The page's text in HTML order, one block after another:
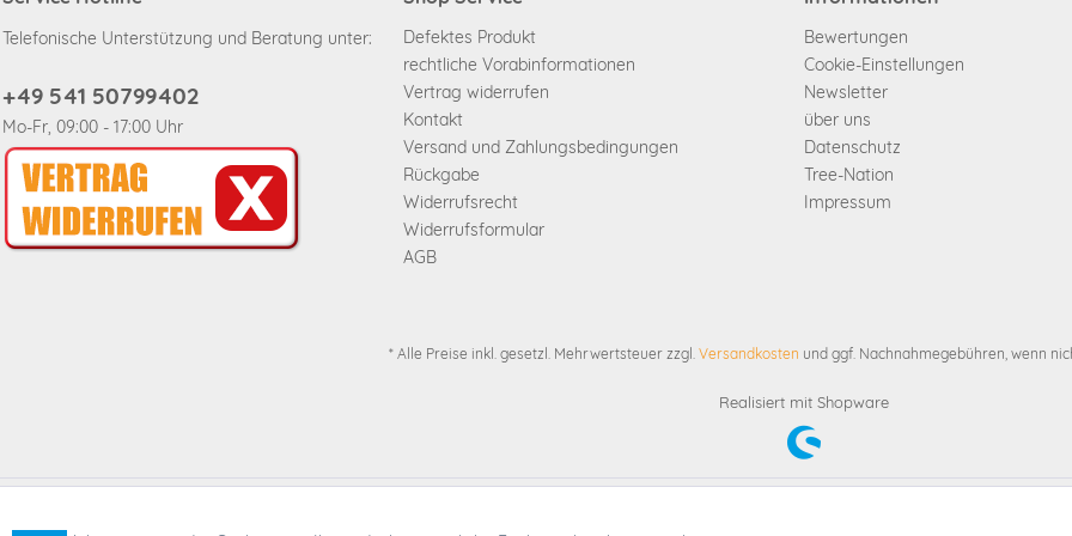
Telefonische Unterstützung und Beratung unter:
+49 541 50799402
Mo-Fr, 09:00 - 17:00 Uhr
Defektes Produkt
rechtliche Vorabinformationen
Vertrag widerrufen
Kontakt
Versand und Zahlungsbedingungen
Rückgabe
Widerrufsrecht
Widerrufsformular
AGB
Bewertungen
Cookie-Einstellungen
Newsletter
über uns
Datenschutz
Tree-Nation
Impressum
* Alle Preise inkl. gesetzl. Mehrwertsteuer zzgl. Versandkosten und ggf. Nachnahmegebühren, wenn
Realisiert mit Shopware
und ggf. Nachnahmegebühren, wenn